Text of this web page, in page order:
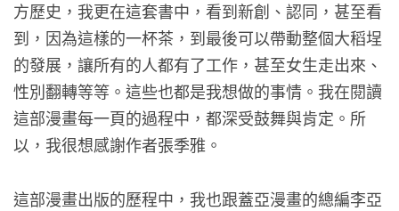
方歷史，我更在這套書中，看到新創、認同，甚至看
到，因為這樣的一杯茶，到最後可以帶動整個大稻埕
的發展，讓所有的人都有了工作，甚至女生走出來、
性別翻轉等等。這些也都是我想做的事情。我在閱讀
這部漫畫每一頁的過程中，都深受鼓舞與肯定。所
以，我很想感謝作者張季雅。
這部漫畫出版的歷程中，我也跟蓋亞漫畫的總編李亞